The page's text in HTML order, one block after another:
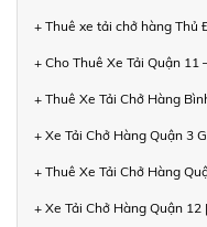
+ Thuê xe tải chở hàng Thủ
+ Cho Thuê Xe Tải Quận 11
+ Thuê Xe Tải Chở Hàng
+ Xe Tải Chở Hàng Quận 3
+ Thuê Xe Tải Chở Hàng
+ Xe Tải Chở Hàng Quận 12